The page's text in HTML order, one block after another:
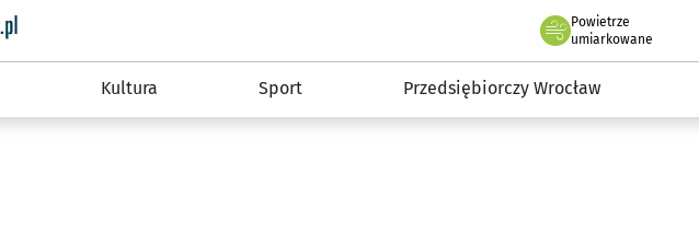
Serwis informacyjny wroclaw.pl
Powietrze
we Wrocławiu
umiarkowane
Kultura Sport Przedsiębiorczy Wrocław